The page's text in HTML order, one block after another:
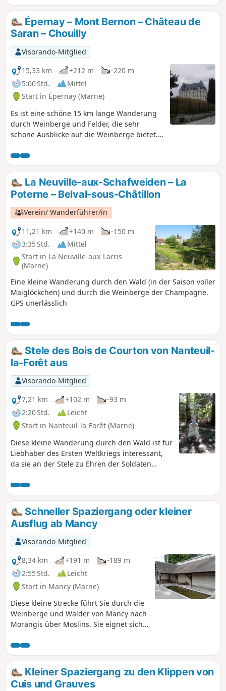
sollte man nicht am Bahnhof starten, wenn man mit dem
Auto unterwegs ist, sondern lieber in Aÿ oder Dizy, wo man
problemlos parken kann. Am besten ist es, zu Fuß zu
kommen.
Épernay – Mont Bernon – Château de
Saran – Chouilly
Visorando-Mitglied
15,33 km
+212 m
-220 m
5:00 Std.
Mittel
Start in Épernay (Marne)
Es ist eine schöne 15 km lange Wanderung
durch Weinberge und Felder, die sehr
schöne Ausblicke auf die Weinberge bietet.
schönen Jardin humide de Chouilly.
Rückkehr nach Épernay über die berühmte
Avenue de Champagne.
La Neuville-aux-Schafweiden – La
Poterne – Belval-sous-Châtillon
Verein/ Wanderführer/in
11,21 km
+140 m
-150 m
3:35 Std.
Mittel
Start in La Neuville-aux-Larris
(Marne)
Eine kleine Wanderung durch den Wald (in der Saison voller
Maiglöckchen) und durch die Weinberge der Champagne.
GPS unerlässlich
Stele des Bois de Courton von Nanteuil-
la-Forêt aus
Visorando-Mitglied
7,21 km
+102 m
-93 m
2:20 Std.
Leicht
Start in Nanteuil-la-Forêt (Marne)
Diese kleine Wanderung durch den Wald ist für
Liebhaber des Ersten Weltkriegs interessant,
da sie an der Stele zu Ehren der Soldaten
zwischen dem 17. Juli und dem 3. August 1918
im Bois de Courton gefallen sind. Bitte
verhalten Sie sich respektvoll, da es sich
wahrscheinlich um Privatwald handelt.
Während der Jagdsaison sollte diese
Wanderung unbedingt vermieden werden.
Schneller Spaziergang oder kleiner
Ausflug ab Mancy
Visorando-Mitglied
8,34 km
+191 m
-189 m
2:55 Std.
Leicht
Start in Mancy (Marne)
Diese kleine Strecke führt Sie durch die
Weinberge und Wälder von Mancy nach
Morangis über Moslins. Sie eignet sich
Spaziergang mit der Familie. Es gibt
jedoch einige steile Anstiege, die bei
Hitze vermieden werden sollten.
Während der Jagdsaison zu vermeiden.
Kleiner Spaziergang zu den Klippen von
Cuis und Grauves